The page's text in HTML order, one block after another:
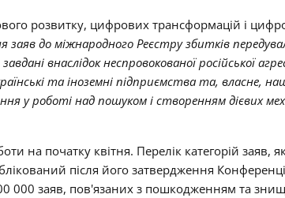
розвитку, цифрових трансформацій і
заяв до міжнародного Реєстру збитків
внаслідок неспровокованої російської
та іноземні підприємства та, власне,
у роботі над пошуком і створенням дієвих
на початку квітня. Перелік категорій заяв,
після його затвердження
000 заяв, пов'язаних з пошкодженням та